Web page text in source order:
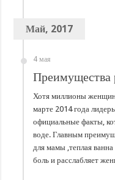
Май, 2017
4 мая
Преимущества
Хотя миллионы
марте 2014 года
официальные факты,
воде. Главным
для мамы ,теплая ванна
боль и расслабляет